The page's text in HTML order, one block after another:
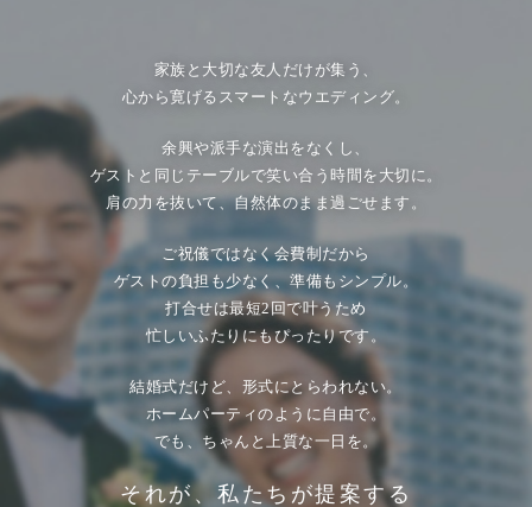
家族と大切な友人だけが集う、
心から寛げるスマートなウエディング。
余興や派手な演出をなくし、
ゲストと同じテーブルで笑い合う時間を大切に。
肩の力を抜いて、自然体のまま過ごせます。
ご祝儀ではなく会費制だから
ゲストの負担も少なく、準備もシンプル。
打合せは最短2回で叶うため
忙しいふたりにもぴったりです。
結婚式だけど、形式にとらわれない。
ホームパーティのように自由で。
でも、ちゃんと上質な一日を。
それが、私たちが提案する